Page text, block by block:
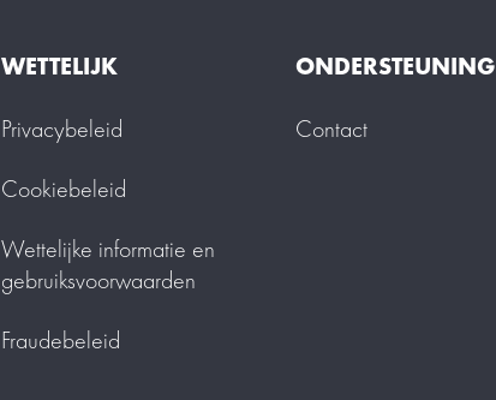
WETTELIJK
Privacybeleid
Cookiebeleid
Wettelijke informatie en
gebruiksvoorwaarden
Fraudebeleid
ONDERSTEUNING
Contact